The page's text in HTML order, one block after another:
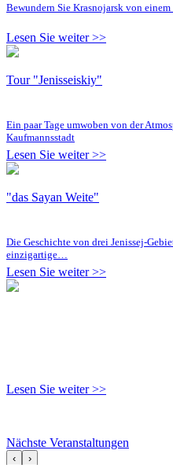
Bewundern Sie Krasnojarsk von
Lesen Sie weiter >>
Tour "Jenisseiskiy"
Ein paar Tage umwoben von der
Kaufmannsstadt
Lesen Sie weiter >>
"das Sayan Weite"
Die Geschichte von drei Jenissej-
einzigartige…
Lesen Sie weiter >>
Lesen Sie weiter >>
Nächste Veranstaltungen
‹ ›